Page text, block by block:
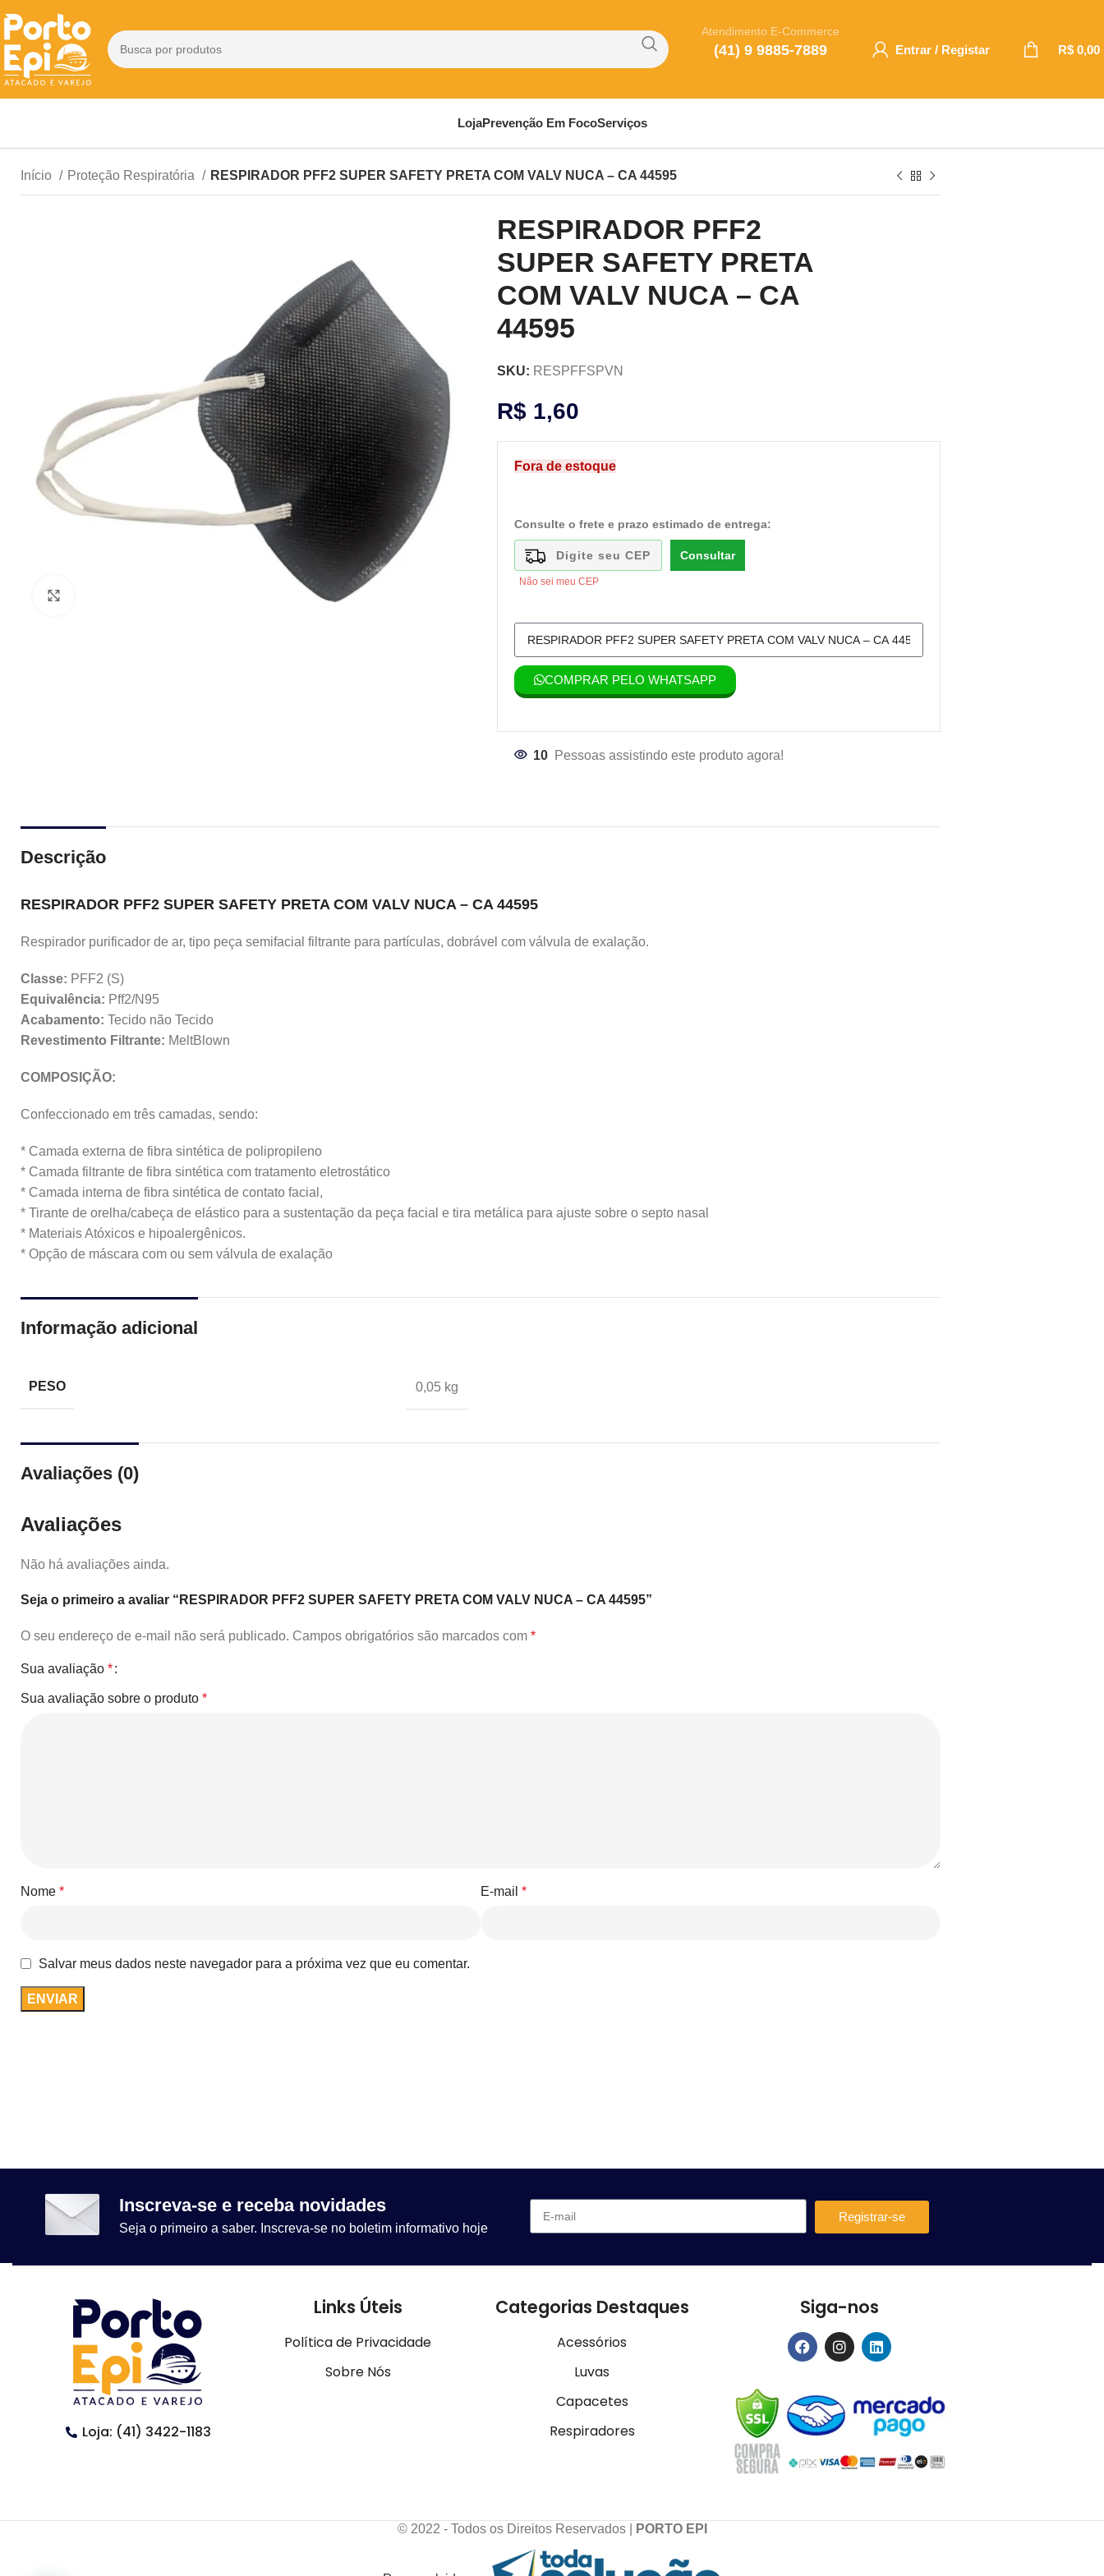
Atendimento E-Commerce
(41) 9 9885-7889 Entrar / Registar R$ 0,00
LojaPrevenção Em FocoServiços
Início Proteção Respiratória RESPIRADOR PFF2 SUPER SAFETY PRETA COM VALV NUCA – CA 44595
RESPIRADOR PFF2
SUPER SAFETY PRETA
COM VALV NUCA – CA
44595
SKU: RESPFFSPVN
R$ 1,60
Fora de estoque
Consulte o frete e prazo estimado de entrega:
Consultar
Não sei meu CEP
COMPRAR PELO WHATSAPP
10 Pessoas assistindo este produto agora!
Descrição
RESPIRADOR PFF2 SUPER SAFETY PRETA COM VALV NUCA – CA 44595
Respirador purificador de ar, tipo peça semifacial filtrante para partículas, dobrável com válvula de exalação.
Classe: PFF2 (S)
Equivalência: Pff2/N95
Acabamento: Tecido não Tecido
Revestimento Filtrante: MeltBlown
COMPOSIÇÃO:
Confeccionado em três camadas, sendo:
* Camada externa de fibra sintética de polipropileno
* Camada filtrante de fibra sintética com tratamento eletrostático
* Camada interna de fibra sintética de contato facial,
* Tirante de orelha/cabeça de elástico para a sustentação da peça facial e tira metálica para ajuste sobre o septo nasal
* Materiais Atóxicos e hipoalergênicos.
* Opção de máscara com ou sem válvula de exalação
Informação adicional
PESO 0,05 kg
Avaliações (0)
Avaliações
Não há avaliações ainda.
Seja o primeiro a avaliar “RESPIRADOR PFF2 SUPER SAFETY PRETA COM VALV NUCA – CA 44595”
O seu endereço de e-mail não será publicado. Campos obrigatórios são marcados com *
Sua avaliação *
Sua avaliação sobre o produto *
Nome * E-mail *
Salvar meus dados neste navegador para a próxima vez que eu comentar.
Inscreva-se e receba novidades
Seja o primeiro a saber. Inscreva-se no boletim informativo hoje
Registrar-se
Loja: (41) 3422-1183
Links Úteis
Política de Privacidade
Sobre Nós
Categorias Destaques
Acessórios
Luvas
Capacetes
Respiradores
Siga-nos
© 2022 - Todos os Direitos Reservados | PORTO EPI